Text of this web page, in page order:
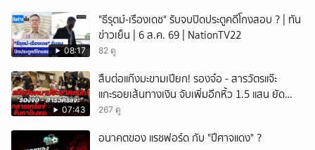
08:17
"ธีรุตม์-เรืองเดช" รับจบปิดประตูคดีโกงสอบ ? | ทัน
ข่าวเย็น | 6 ส.ค. 69 | NationTV22
82 ดู
07:43
สืบต่อแก๊งมะขามเปียก! รองจ๋อ - สารวัตรแจ๊ะ
แกะรอยเส้นทางเงิน จับเพิ่มอีกหิ้ว 1.5 แสน ยัด
สินบน
267 ดู
อนาคตของ แรชฟอร์ด กับ "ปีศาจแดง" ?